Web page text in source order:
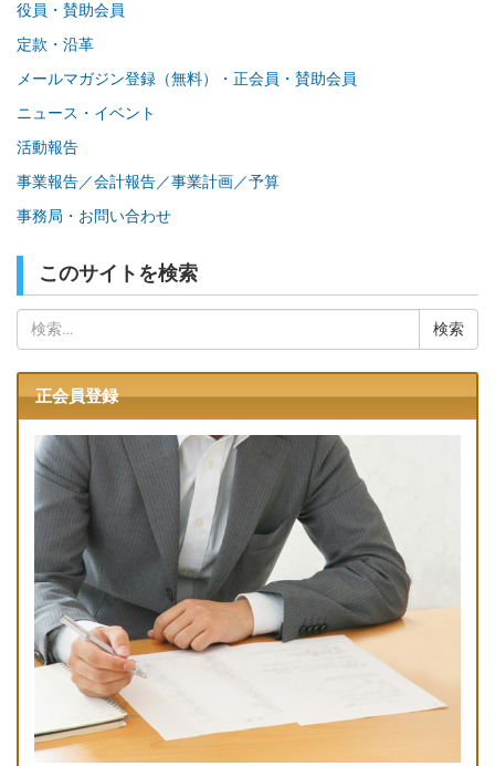
役員・賛助会員
定款・沿革
メールマガジン登録（無料）・正会員・賛助会員
ニュース・イベント
活動報告
事業報告／会計報告／事業計画／予算
事務局・お問い合わせ
このサイトを検索
索:
正会員登録